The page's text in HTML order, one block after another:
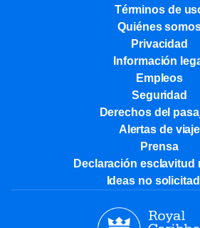
Términos de
Quiénes
Privacidad
Información
Empleos
Seguridad
Derechos del
Alertas de viaje
Prensa
Declaración esclavitud
Ideas no